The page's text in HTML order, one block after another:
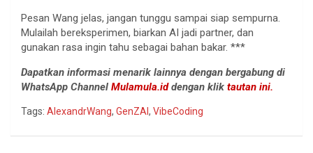
Pesan Wang jelas, jangan tunggu sampai siap sempurna.
Mulailah bereksperimen, biarkan AI jadi partner, dan
gunakan rasa ingin tahu sebagai bahan bakar. ***
Dapatkan informasi menarik lainnya dengan bergabung di
WhatsApp Channel Mulamula.iddengan klik tautan ini.
Tags: AlexandrWang, GenZAI , VibeCoding